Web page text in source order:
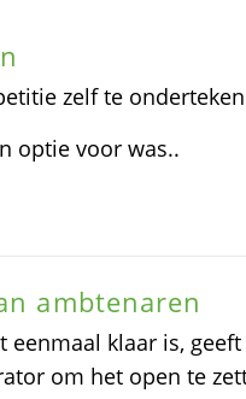
zelf te
optie voor was..
ambtenaren
eenmaal klaar is, geeft
om het open te